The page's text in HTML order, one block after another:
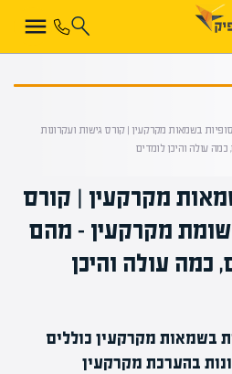
בשמאות מקרקעין | קורס גישות ועקרונות
עולה והיכן לומדים
מקרקעין | קורס
מקרקעין – מהם
כמה עולה והיכן
בשמאות מקרקעין כוללים
בהערכת מקרקעין